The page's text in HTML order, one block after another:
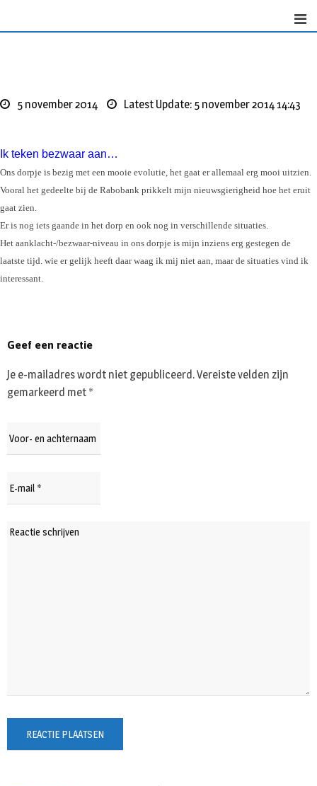
c
t
e
n
t
5 november 2014 Latest Update: 5 november 2014 14:43
Ik teken bezwaar aan…
Ons dorpje is bezig met een mooie evolutie, het gaat er allemaal erg mooi uitzien.
Vooral het gedeelte bij de Rabobank prikkelt mijn nieuwsgierigheid hoe het eruit
gaat zien.
Er is nog iets gaande in het dorp en ook nog in verschillende situaties.
Het aanklacht-/bezwaar-niveau in ons dorpje is mijn inziens erg gestegen de
laatste tijd. wie er gelijk heeft daar waag ik mij niet aan, maar de situaties vind ik
interessant.
Geef een reactie
Je e-mailadres wordt niet gepubliceerd.Vereiste velden zijn
gemarkeerd met *